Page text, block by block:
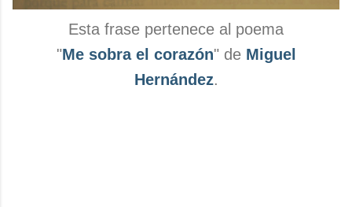
Esta frase pertenece al poema
"Me sobra el corazón" de Miguel
Hernández.